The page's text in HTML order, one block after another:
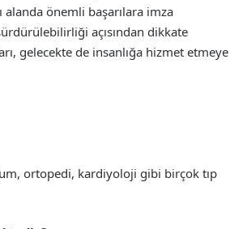
önemli başarılara imza
açısından dikkate
gelecekte de insanlığa hizmet etmeye
ortopedi, kardiyoloji gibi birçok tıp